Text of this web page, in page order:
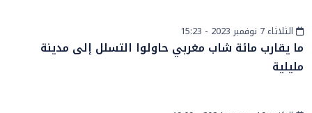
الهجرةالثلاثاء 7 نوفمبر 2023 - 15:23
ما يقارب مائة شاب مغربي حاولوا التسلل إلى مدينة
مليلية